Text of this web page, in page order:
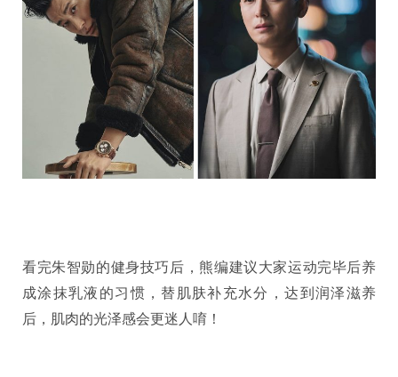
看完朱智勋的健身技巧后，熊编建议大家运动完毕后养
成涂抹乳液的习惯，替肌肤补充水分，达到润泽滋养
后，肌肉的光泽感会更迷人唷！